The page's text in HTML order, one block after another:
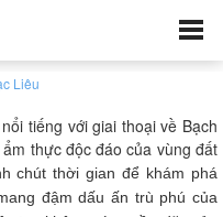
Liêu
tiếng với giai thoại về Bạch
thực độc đáo của vùng đất
chút thời gian để khám phá
đậm dấu ấn trù phú của